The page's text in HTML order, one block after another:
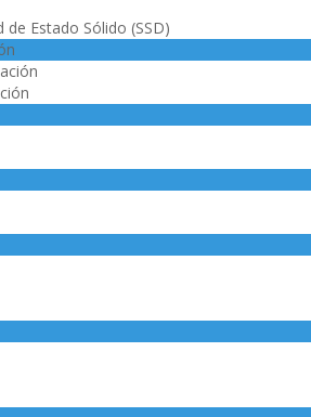
Estado Sólido (SSD)